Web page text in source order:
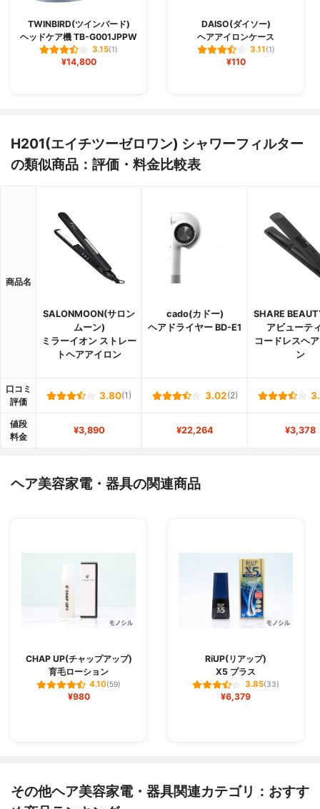
TWINBIRD(ツインバード)
ヘッドケア機 TB-G001JPPW
3.15(1)
¥14,800
DAISO(ダイソー)
ヘアアイロンケース
3.11(1)
¥110
H201(エイチツーゼロワン) シャワーフィルター
の類似商品：評価・料金比較表
商品名
SALONMOON(サロン
ムーン)
ミラーイオン ストレー
トヘアアイロン
cado(カドー)
ヘアドライヤー BD-E1
SHARE
アビューテ
コードレスヘ
ン
口コミ
評価
3.80(1) 3.02(2)
値段
料金
¥3,890 ¥22,264 ¥3,378
ヘア美容家電・器具の関連商品
CHAP UP(チャップアップ)
育毛ローション
4.10(59)
¥980
RiUP(リアップ)
X5 プラス
3.85(33)
¥6,379
その他ヘア美容家電・器具関連カテゴリ：おすす